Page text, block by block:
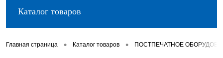
Каталог товаров
Главная страница • Каталог товаров • ПОСТПЕЧАТНОЕ